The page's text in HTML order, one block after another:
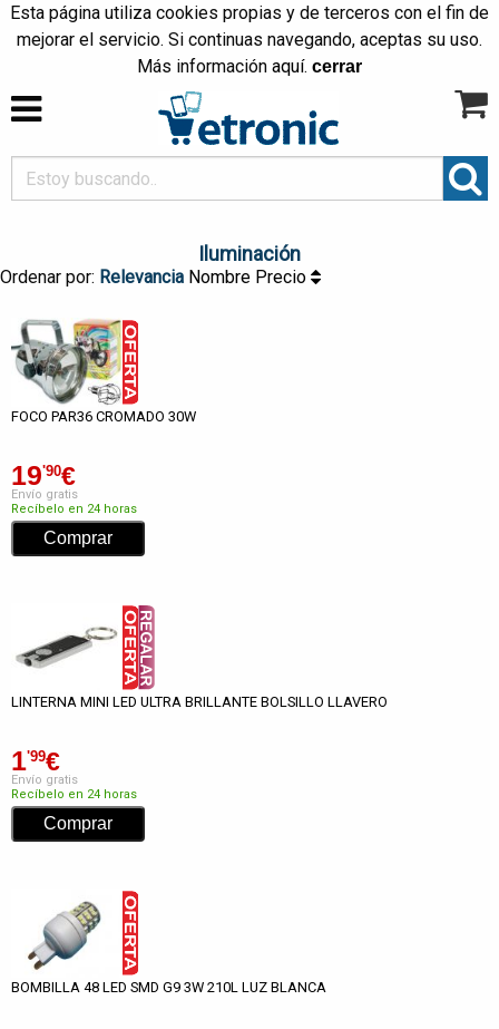
Esta página utiliza cookies propias y de terceros con el fin de
mejorar el servicio. Si continuas navegando, aceptas su uso.
Más información aquí. cerrar
Iluminación
Ordenar por: Relevancia Nombre Precio
FOCO PAR36 CROMADO 30W
19'90€
Envío gratis
Recíbelo en 24 horas
LINTERNA MINI LED ULTRA BRILLANTE BOLSILLO LLAVERO
1'99€
Envío gratis
Recíbelo en 24 horas
BOMBILLA 48 LED SMD G9 3W 210L LUZ BLANCA